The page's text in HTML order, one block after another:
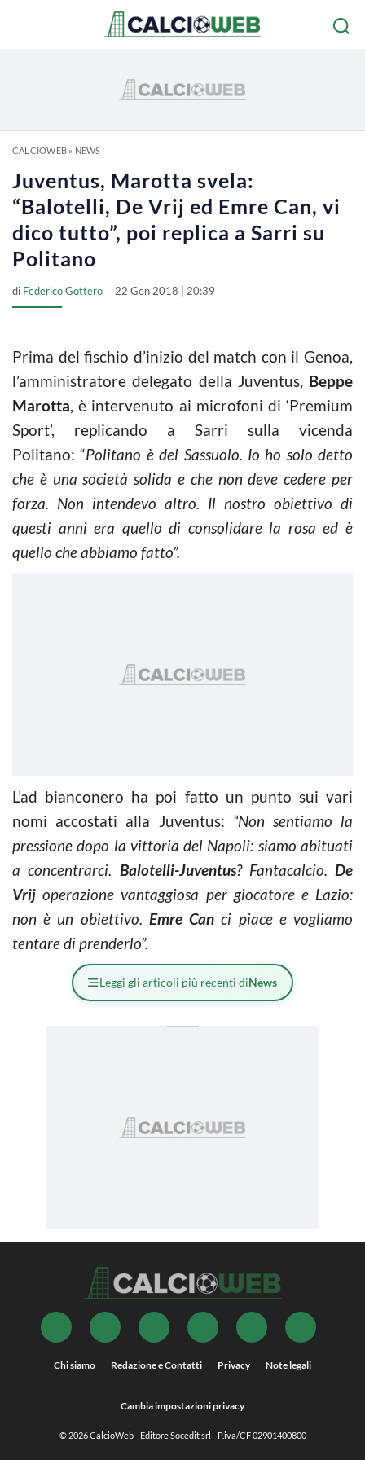
CALCIOWEB» NEWS
Juventus, Marotta svela:
“Balotelli, De Vrij ed Emre Can, vi
dico tutto”, poi replica a Sarri su
Politano
di Federico Gottero 22 Gen 2018 | 20:39
Prima del fischio d’inizio del match con il Genoa,
l’amministratore delegato della Juventus, Beppe
Marotta, è intervenuto ai microfoni di ‘Premium
Sport’, replicando a Sarri sulla vicenda
Politano: “Politano è del Sassuolo. Io ho solo detto
che è una società solida e che non deve cedere per
forza. Non intendevo altro. Il nostro obiettivo di
questi anni era quello di consolidare la rosa ed è
quello che abbiamo fatto”.
L’ad bianconero ha poi fatto un punto sui vari
nomi accostati alla Juventus: “Non sentiamo la
pressione dopo la vittoria del Napoli: siamo abituati
a concentrarci. Balotelli-Juventus? Fantacalcio. De
Vrij operazione vantaggiosa per giocatore e Lazio:
non è un obiettivo. Emre Can ci piace e vogliamo
tentare di prenderlo”.
Leggi gli articoli più recenti diNews
Chi siamo Redazione e Contatti Privacy Note legali
Cambia impostazioni privacy
© 2026CalcioWeb- Editore Socedit srl - P.iva/CF 02901400800